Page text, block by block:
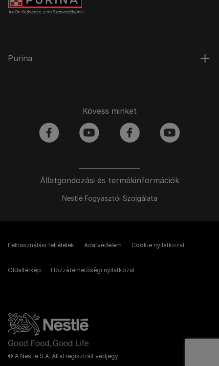
Purina
Állatgondozási és termékinformációk
Nestlé Fogyasztói Szolgálata
Kövess minket
facebook youtube facebook youtube
© A Nestle S.A. Által regisztrált védjegy
Felhasználási feltételek Adatvédelem Cookie nyilatkozat
Oldaltérkép Hozzáférhetőségi nyilatkozat